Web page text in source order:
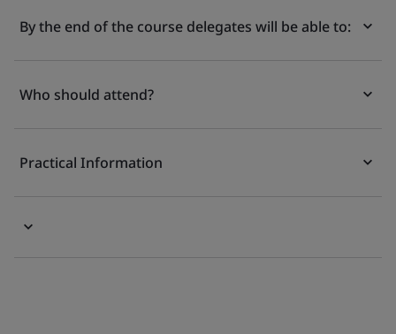
By the end of the course delegates will be able to:
Who should attend?
Practical Information